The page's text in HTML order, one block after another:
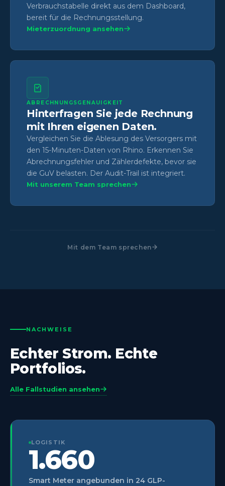
Verbrauchstabelle direkt aus dem Dashboard,
bereit für die Rechnungsstellung.
Mieterzuordnung ansehen
ABRECHNUNGSGENAUIGKEIT
Hinterfragen Sie jede Rechnung
mit Ihren eigenen Daten.
Vergleichen Sie die Ablesung des Versorgers mit
den 15-Minuten-Daten von Rhino. Erkennen Sie
Abrechnungsfehler und Zählerdefekte, bevor sie
die GuV belasten. Der Audit-Trail ist integriert.
Mit unserem Team sprechen
Mit dem Team sprechen
NACHWEISE
Echter Strom. Echte
Portfolios.
Alle Fallstudien ansehen
LOGISTIK
1.660
Smart Meter angebunden in 24 GLP-